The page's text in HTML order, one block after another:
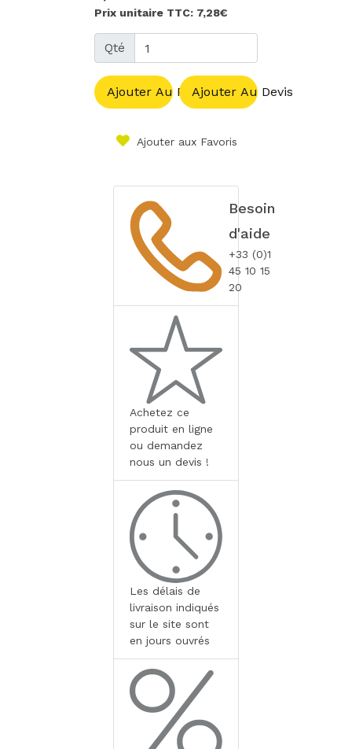
Prix unitaire TTC: 7,28€
Qté
Ajouter Au PanierAjouter Au Devis
Ajouter aux Favoris
Besoin
d'aide
+33 (0)1
45 10 15
20
Achetez ce
produit en ligne
ou demandez
nous un devis !
Les délais de
livraison indiqués
sur le site sont
en jours ouvrés